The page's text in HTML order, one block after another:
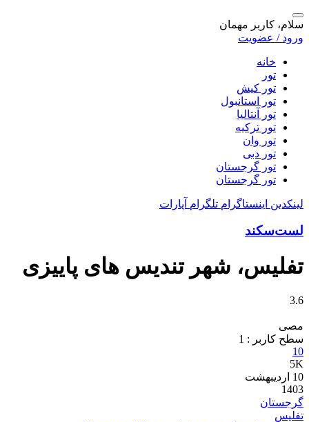
سلام، کاربر مهمان
ورود / عضویت
خانه
تور
تور کیش
تور استانبول
تور آنتالیا
تور ترکیه
تور وان
تور دبی
تور گرجستان
تور گرجستان
لینکدین اینستاگرام تلگرام آپارات
لست‌سکند
تفلیس، شهر تندیس های پاییزی
3.6
مصی
سطح کاربر : 1
10
5K
10 اردیبهشت
1403
گرجستان
تفلیس